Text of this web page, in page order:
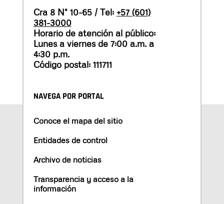
Cra 8 N° 10-65 / Tel: +57 (601)
381-3000
Horario de atención al público:
Lunes a viernes de 7:00 a.m. a
4:30 p.m.
Código postal: 111711
NAVEGA POR PORTAL
Conoce el mapa del sitio
Entidades de control
Archivo de noticias
Transparencia y acceso a la
información